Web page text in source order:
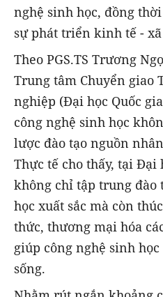
nghệ sinh học, đồng
sự phát triển kinh tế -
Theo PGS.TS Trương
Trung tâm Chuyển giao
nghiệp (Đại học Quốc
công nghệ sinh học
lược đào tạo nguồn
Thực tế cho thấy, tại Đại
không chỉ tập trung đào
học xuất sắc mà còn
thức, thương mại hóa
giúp công nghệ sinh
sống.